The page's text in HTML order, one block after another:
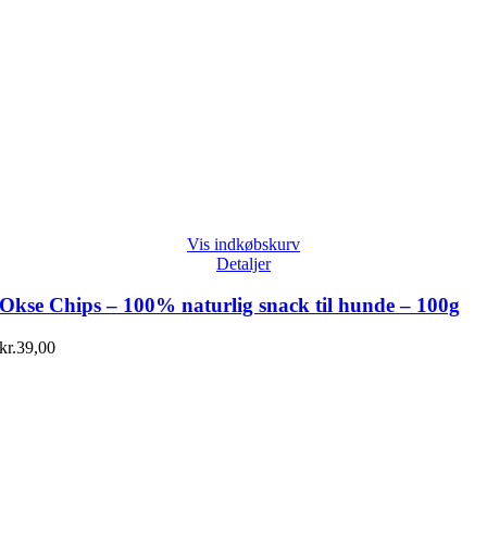
Vis indkøbskurv
Detaljer
Okse Chips – 100% naturlig snack til hunde – 100g
kr.39,00